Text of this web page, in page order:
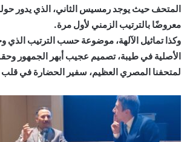
المتحف حيث يوجد رمسيس الثاني، الذي يدور
معروضًا بالترتيب الزمني لأول مرة.
وكذا تماثيل الآلهة، موضوعة حسب الترتيب الذي
الأصلية في طيبة، تصميم عجيب أبهر الجمهور
لمتحفنا المصري العظيم، سفير الحضارة في قلب